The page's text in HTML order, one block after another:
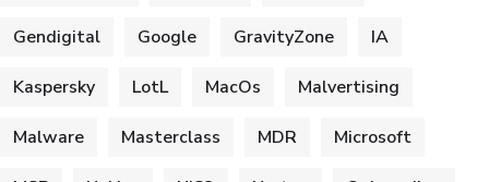
Gendigital Google GravityZone IA
Kaspersky LotL MacOs Malvertising
Malware Masterclass MDR Microsoft